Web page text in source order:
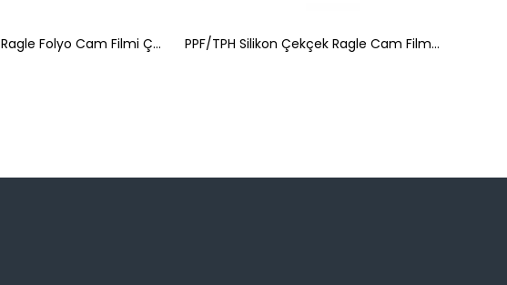
Yeşil Yumuşak Ragle Folyo Cam Filmi Çekme Aparatı 14x8cm PPF/TPH Silikon Çekçek Ragle Cam Filmi Çekme Uygulama Aparatı Pembe 10x7.5cm